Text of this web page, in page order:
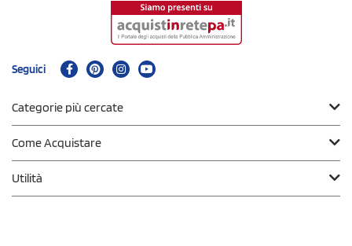
Seguici
Categorie più cercate
Come Acquistare
Utilità